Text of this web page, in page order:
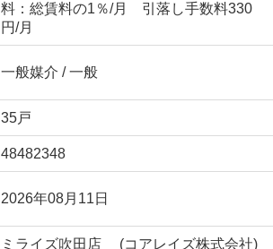
料：総賃料の1％/月 引落し手数料330
円/月
一般媒介 / 一般
35戸
48482348
2026年08月11日
ミライズ吹田店 (コアレイズ株式会社)